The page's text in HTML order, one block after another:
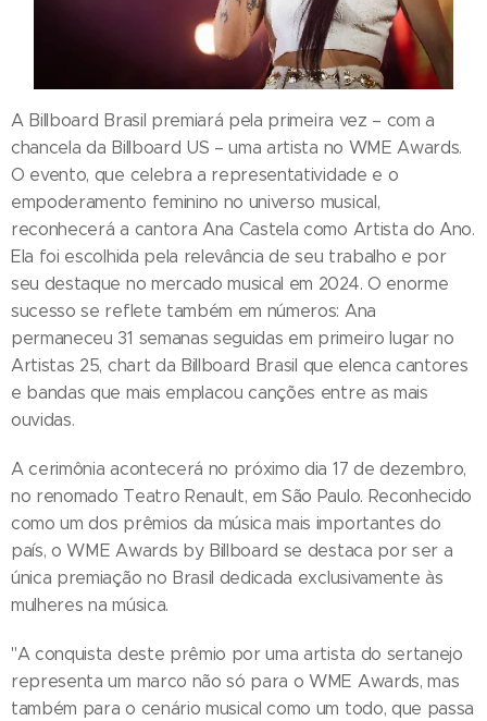
A Billboard Brasil premiará pela primeira vez – com a
chancela da Billboard US – uma artista no WME Awards.
O evento, que celebra a representatividade e o
empoderamento feminino no universo musical,
reconhecerá a cantora Ana Castela como Artista do Ano.
Ela foi escolhida pela relevância de seu trabalho e por
seu destaque no mercado musical em 2024. O enorme
sucesso se reflete também em números: Ana
permaneceu 31 semanas seguidas em primeiro lugar no
Artistas 25, chart da Billboard Brasil que elenca cantores
e bandas que mais emplacou canções entre as mais
ouvidas.
A cerimônia acontecerá no próximo dia 17 de dezembro,
no renomado Teatro Renault, em São Paulo. Reconhecido
como um dos prêmios da música mais importantes do
país, o WME Awards by Billboard se destaca por ser a
única premiação no Brasil dedicada exclusivamente às
mulheres na música.
"A conquista deste prêmio por uma artista do sertanejo
representa um marco não só para o WME Awards, mas
também para o cenário musical como um todo, que passa